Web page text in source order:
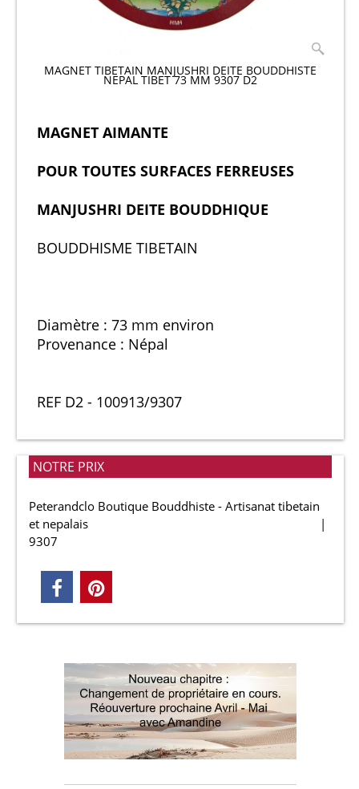
MAGNET TIBETAIN MANJUSHRI DEITE BOUDDHISTE
NEPAL TIBET 73 MM 9307 D2
MAGNET AIMANTE
POUR TOUTES SURFACES FERREUSES
MANJUSHRI DEITE BOUDDHIQUE
BOUDDHISME TIBETAIN
Diamètre : 73 mm environ
Provenance : Népal
REF D2 - 100913/9307
NOTRE PRIX
Peterandclo Boutique Bouddhiste - Artisanat tibetain
et nepalais
9307